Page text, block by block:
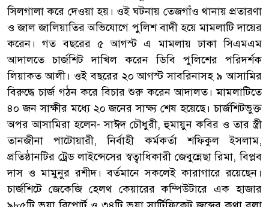
সিলগালা করে দেওয়া হয়। ওই ঘটনায় তেজগাঁও থানায় প্রতারণা
ও জাল জালিয়াতির অভিযোগে পুলিশ বাদী হয়ে মামলাটি দায়ের
করেন। গত বছরের ৫ আগস্ট এ মামলায় ঢাকা সিএমএম
আদালতে চার্জশিট দাখিল করেন ডিবি পুলিশের পরিদর্শক
লিয়াকত আলী। ওই বছরের ২০ আগস্ট সাবরিনাসহ ৯ আসামির
বিরুদ্ধে চার্জ গঠন করে বিচার শুরু করেন আদালত। মামলাটিতে
৪০ জন সাক্ষীর মধ্যে ২০ জনের সাক্ষ্য শেষ হয়েছে। চার্জশিটভুক্ত
অপর আসামিরা হলেন- সাঈদ চৌধুরী, হুমায়ুন কবির ও তার স্ত্রী
তানজীনা পাটোয়ারী, নির্বাহী কর্মকর্তা শফিকুল ইসলাম,
প্রতিষ্ঠানটির ট্রেড লাইন্সেসের স্বত্বাধিকারী জেবুন্নেছা রিমা, বিপ্লব
দাস ও মামুনুর রশীদ। বর্তমানে সকলেই কারাগারে রয়েছেন।
চার্জশিটে জেকেজি হেলথ কেয়ারের কম্পিউটারে এক হাজার